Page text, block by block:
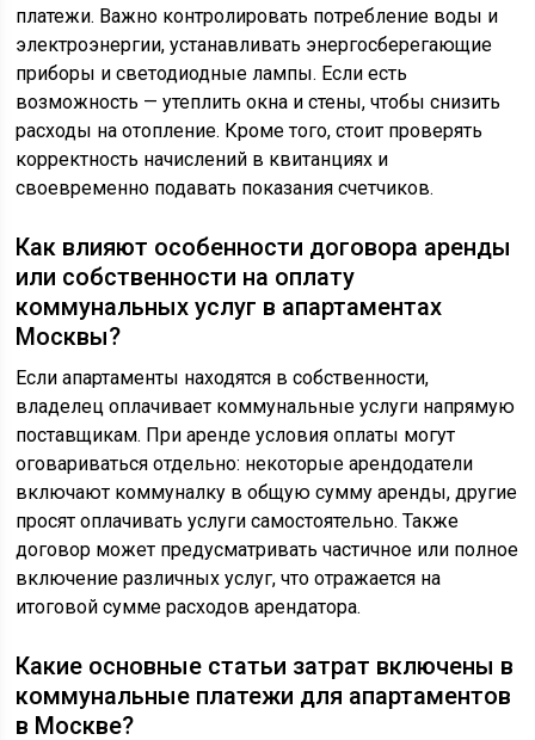
платежи. Важно контролировать потребление воды и
электроэнергии, устанавливать энергосберегающие
приборы и светодиодные лампы. Если есть
возможность — утеплить окна и стены, чтобы снизить
расходы на отопление. Кроме того, стоит проверять
корректность начислений в квитанциях и
своевременно подавать показания счетчиков.
Как влияют особенности договора аренды
или собственности на оплату
коммунальных услуг в апартаментах
Москвы?
Если апартаменты находятся в собственности,
владелец оплачивает коммунальные услуги напрямую
поставщикам. При аренде условия оплаты могут
оговариваться отдельно: некоторые арендодатели
включают коммуналку в общую сумму аренды, другие
просят оплачивать услуги самостоятельно. Также
договор может предусматривать частичное или полное
включение различных услуг, что отражается на
итоговой сумме расходов арендатора.
Какие основные статьи затрат включены в
коммунальные платежи для апартаментов
в Москве?